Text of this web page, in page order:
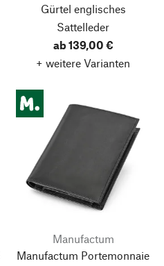
Gürtel englisches
Sattelleder
ab 139,00 €
+ weitere Varianten
Manufactum
Manufactum Portemonnaie